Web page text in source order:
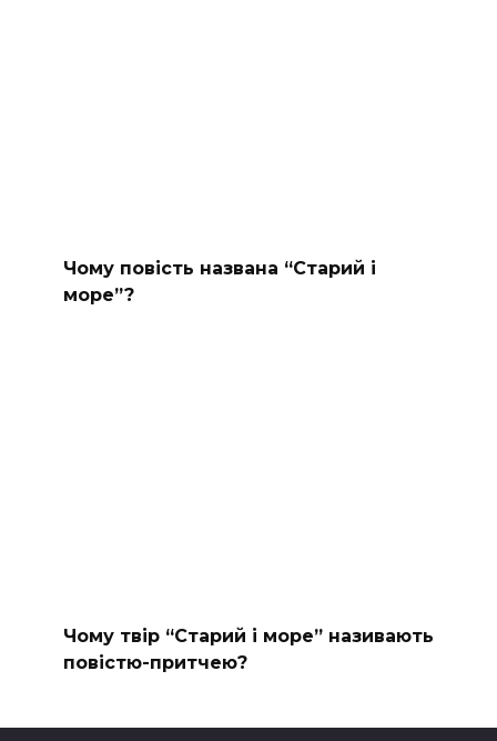
Чому повість названа “Старий і
море”?
Чому твір “Старий і море” називають
повістю-притчею?